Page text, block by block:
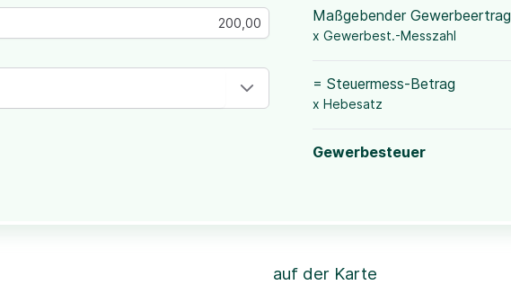
Maßgebender Gewerbeertrag
x Gewerbest.-Messzahl
= Steuermess-Betrag
x Hebesatz
Gewerbesteuer
auf der Karte